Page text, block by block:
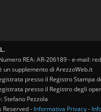
REA: AR-206189 - e-mail:
un supplemento di ArezzoWeb.it
presso il Registro Stampa
presso il Registro degli
Stefano Pezzola
Reserved - Informativa Privacy-